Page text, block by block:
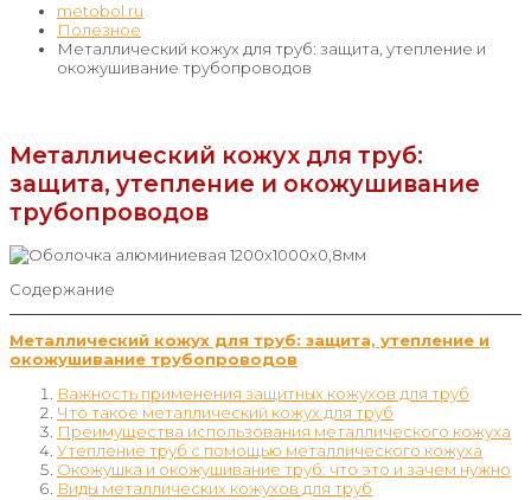
metobol.ru
Полезное
Металлический кожух для труб: защита, утепление и
окожушивание трубопроводов
Металлический кожух для труб:
защита, утепление и окожушивание
трубопроводов
Содержание
Металлический кожух для труб: защита, утепление и
окожушивание трубопроводов
Важность применения защитных кожухов для труб
Что такое металлический кожух для труб
Преимущества использования металлического кожуха
Утепление труб с помощью металлического кожуха
Окожушка и окожушивание труб: что это и зачем нужно
Виды металлических кожухов для труб